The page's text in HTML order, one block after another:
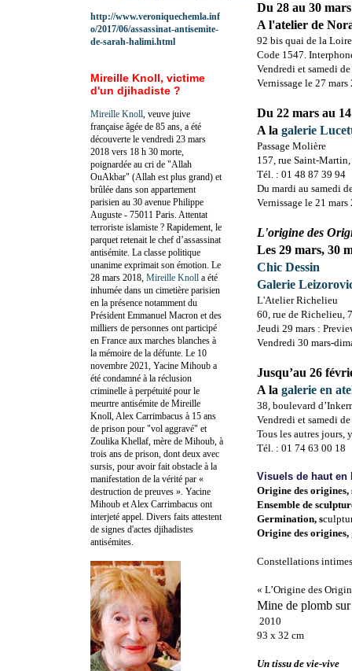
Du 28 au 30
A l'atelier de
92 bis quai de la
Code 1547.
Vendredi et samedi
Vernissage le 27
Du 22 mars au
A la galerie
Passage Molière
157, rue Saint-
Tél. : 01 48 87 39 94
Du mardi au samedi
Vernissage le 21
L'origine des
Les 29 mars, 30
Chic Dessin
Galerie
L'Atelier Richelieu
60, rue de Richelieu,
Jeudi 29 mars :
Vendredi 30 mars-
Jusqu’au 26
A la galerie en
38, boulevard
Vendredi et samedi
Tous les autres jours,
Tél. : 01 74 63 00 18
Visuels de haut en
Origine des origines,
Ensemble de
Germination, s
Origine des origines,
Constellations
« L’Origine des
Mine de plomb
2010
93 x 32 cm
Un tissu de vie-vive
http://www.veroniquechemla.inf
o/2017/06/assassinat-antisemite-
de-sarah-halimi.html
Mireille Knoll, victime
d'un djihadiste ?
Mireille Knoll , veuve juive
française âgée de 85 ans, a été
découverte le vendredi 23 mars
2018 vers 18 h 30 morte,
poignardée au cri de "Allah
OuAkbar" (Allah est plus grand) et
brûlée dans son appartement
parisien au 30 avenue Philippe
Auguste - 75011 Paris. Attentat
terroriste islamiste ? Rapidement, le
parquet retenait le chef d’assassinat
antisémite. La classe politique
unanime exprimait son émotion. Le
28 mars 2018, Mireille Knoll a été
inhumée dans un cimetière parisien
en la présence notamment du
Président Emmanuel Macron et des
milliers de personnes ont participé
en France aux marches blanches à
la mémoire de la défunte. Le 10
novembre 2021, Yacine Mihoub a
été condamné à la réclusion
criminelle à perpétuité pour le
meurtre antisémite de Mireille
Knoll, Alex Carrimbacus à 15 ans
de prison pour "vol aggravé" et
Zoulika Khellaf, mère de Mihoub, à
trois ans de prison, dont deux avec
sursis, pour avoir fait obstacle à la
manifestation de la vérité par «
destruction de preuves ». Yacine
Mihoub et Alex Carrimbacus ont
interjeté appel. Divers faits attestent
de signes d'actes djihadistes
antisémites.